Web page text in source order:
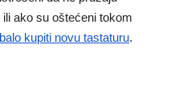
ako su oštećeni tokom
kupiti novu tastaturu.